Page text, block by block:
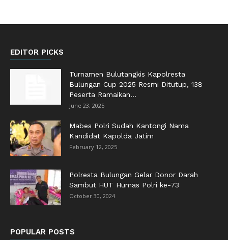
EDITOR PICKS
Turnamen Bulutangkis Kapolresta
Bulungan Cup 2025 Resmi Ditutup, 138
Peserta Ramaikan...
June 23, 2025
Mabes Polri Sudah Kantongi Nama
Kandidat Kapolda Jatim
February 12, 2025
Polresta Bulungan Gelar Donor Darah
Sambut HUT Humas Polri ke-73
October 30, 2024
POPULAR POSTS